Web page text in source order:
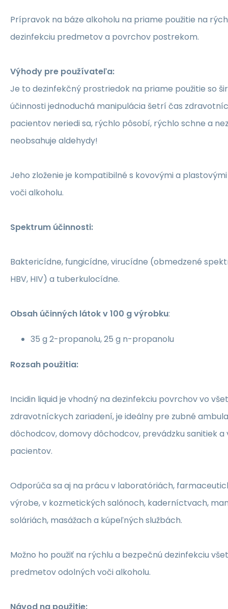
Prípravok na báze alkoholu na priame použitie na
dezinfekciu predmetov a povrchov postrekom.
Výhody pre používateľa:
Je to dezinfekčný prostriedok na priame použitie so
účinnosti jednoduchá manipulácia šetrí čas
pacientov neriedi sa, rýchlo pôsobí, rýchlo schne a
neobsahuje aldehydy!
Jeho zloženie je kompatibilné s kovovými a
voči alkoholu.
Spektrum účinnosti:
Baktericídne, fungicídne, virucídne (obmedzené
HBV, HIV) a tuberkulocídne.
Obsah účinných látok v 100 g výrobku:
35 g 2-propanolu, 25 g n-propanolu
Rozsah použitia:
Incidin liquid je vhodný na dezinfekciu povrchov vo
zdravotníckych zariadení, je ideálny pre zubné
dôchodcov, domovy dôchodcov, prevádzku sanitiek
pacientov.
Odporúča sa aj na prácu v laboratóriách,
výrobe, v kozmetických salónoch, kaderníctvach,
soláriách, masážach a kúpeľných službách.
Možno ho použiť na rýchlu a bezpečnú dezinfekciu
predmetov odolných voči alkoholu.
Návod na použitie: